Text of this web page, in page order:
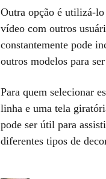
Outra opção é utilizá-
vídeo com outros
constantemente pode
outros modelos para
Para quem selecionar
linha e uma tela
pode ser útil para
diferentes tipos de